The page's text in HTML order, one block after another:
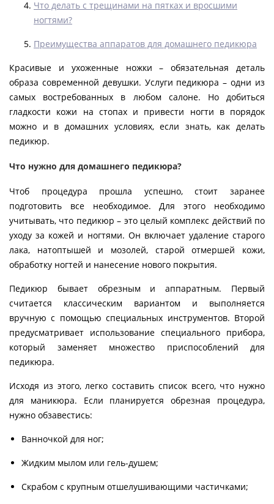
Что делать с трещинами на пятках и вросшими
ногтями?
Преимущества аппаратов для домашнего педикюра
Красивые и ухоженные ножки – обязательная деталь
образа современной девушки. Услуги педикюра – одни из
самых востребованных в любом салоне. Но добиться
гладкости кожи на стопах и привести ногти в порядок
можно и в домашних условиях, если знать, как делать
педикюр.
Что нужно для домашнего педикюра?
Чтоб процедура прошла успешно, стоит заранее
подготовить все необходимое. Для этого необходимо
учитывать, что педикюр – это целый комплекс действий по
уходу за кожей и ногтями. Он включает удаление старого
лака, натоптышей и мозолей, старой отмершей кожи,
обработку ногтей и нанесение нового покрытия.
Педикюр бывает обрезным и аппаратным. Первый
считается классическим вариантом и выполняется
вручную с помощью специальных инструментов. Второй
предусматривает использование специального прибора,
который заменяет множество приспособлений для
педикюра.
Исходя из этого, легко составить список всего, что нужно
для маникюра. Если планируется обрезная процедура,
нужно обзавестись:
Ванночкой для ног;
Жидким мылом или гель-душем;
Скрабом с крупным отшелушивающими частичками;